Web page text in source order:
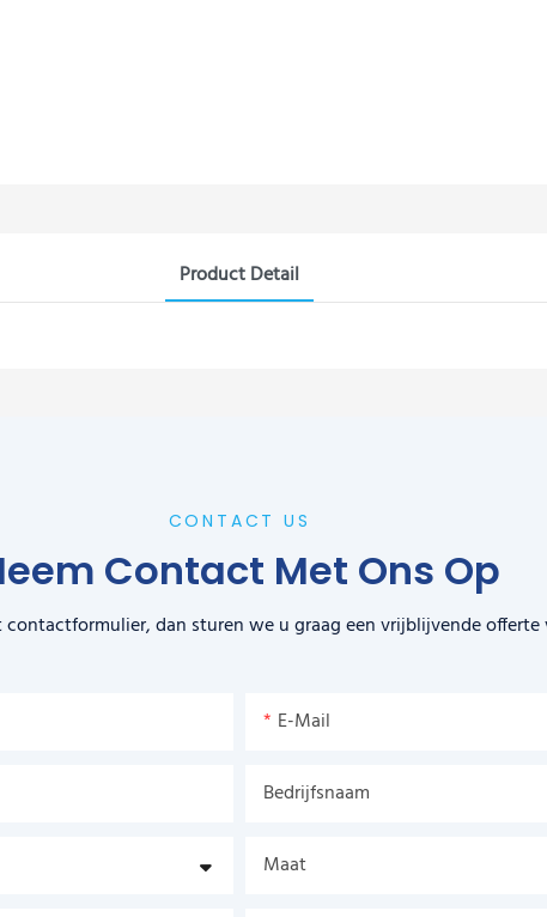
Product Detail
CONTACT US
Contact Met Ons Op
dan sturen we u graag een vrijblijvende
E-Mail
Bedrijfsnaam
Maat